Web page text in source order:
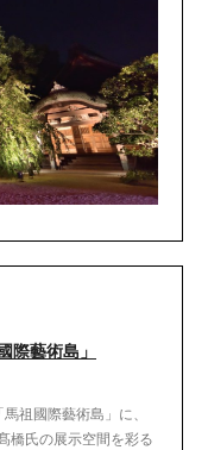
際藝術島」
祖國際藝術島」に、
橋氏の展示空間を彩る